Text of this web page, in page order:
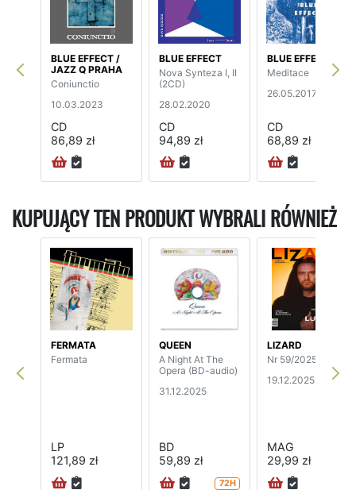
BLUE EFFECT /
JAZZ Q PRAHA
Coniunctio
10.03.2023
CD
86,89 zł
BLUE EFFECT
Nova Synteza I, II
(2CD)
28.02.2020
CD
94,89 zł
BLUE EFFECT
Meditace
26.05.2017
CD
68,89 zł
KUPUJĄCY TEN PRODUKT WYBRALI RÓWNIEŻ
FERMATA
Fermata
LP
121,89 zł
QUEEN
A Night At The
Opera (BD-audio)
31.12.2025
BD
59,89 zł
72H
LIZARD
Nr 59/2025
19.12.2025
MAG
29,99 zł